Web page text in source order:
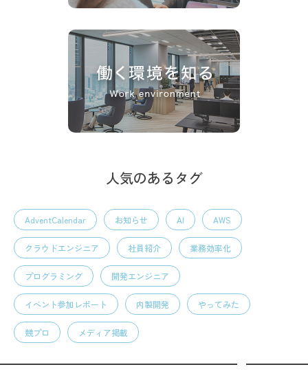
人気のあるタグ
AdventCalendar お知らせ AI AWS
クラウドエンジニア 社員紹介 業務効率化
プログラミング 開発エンジニア
イベント参加レポート 内製開発 やってみた
競プロ メディア掲載